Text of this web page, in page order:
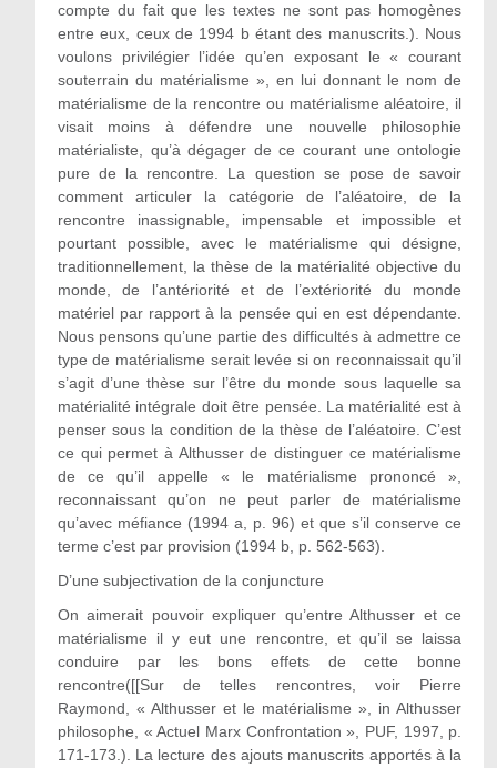
compte du fait que les textes ne sont pas homogènes
entre eux, ceux de 1994 b étant des manuscrits.). Nous
voulons privilégier l’idée qu’en exposant le « courant
souterrain du matérialisme », en lui donnant le nom de
matérialisme de la rencontre ou matérialisme aléatoire, il
visait moins à défendre une nouvelle philosophie
matérialiste, qu’à dégager de ce courant une ontologie
pure de la rencontre. La question se pose de savoir
comment articuler la catégorie de l’aléatoire, de la
rencontre inassignable, impensable et impossible et
pourtant possible, avec le matérialisme qui désigne,
traditionnellement, la thèse de la matérialité objective du
monde, de l’antériorité et de l’extériorité du monde
matériel par rapport à la pensée qui en est dépendante.
Nous pensons qu’une partie des difficultés à admettre ce
type de matérialisme serait levée si on reconnaissait qu’il
s’agit d’une thèse sur l’être du monde sous laquelle sa
matérialité intégrale doit être pensée. La matérialité est à
penser sous la condition de la thèse de l’aléatoire. C’est
ce qui permet à Althusser de distinguer ce matérialisme
de ce qu’il appelle « le matérialisme prononcé »,
reconnaissant qu’on ne peut parler de matérialisme
qu’avec méfiance (1994 a, p. 96) et que s’il conserve ce
terme c’est par provision (1994 b, p. 562-563).
D’une subjectivation de la conjuncture
On aimerait pouvoir expliquer qu’entre Althusser et ce
matérialisme il y eut une rencontre, et qu’il se laissa
conduire par les bons effets de cette bonne
rencontre([[Sur de telles rencontres, voir Pierre
Raymond, « Althusser et le matérialisme », in Althusser
philosophe, « Actuel Marx Confrontation », PUF, 1997, p.
171-173.). La lecture des ajouts manuscrits apportés à la